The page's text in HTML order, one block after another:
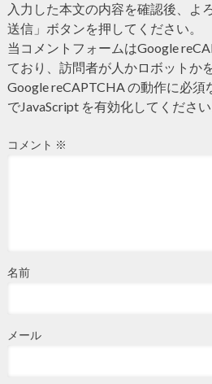
入力した本文の内容を確認後、よ
送信」ボタンを押してください。
当コメントフォームはGoogle
ており、訪問者が人かロボットか
Google reCAPTCHA の動作に必須
でJavaScript を有効化してください
コメント ※
名前
メール